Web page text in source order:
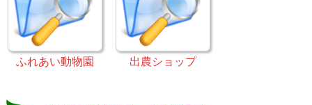
ふれあい動物園 出農ショップ